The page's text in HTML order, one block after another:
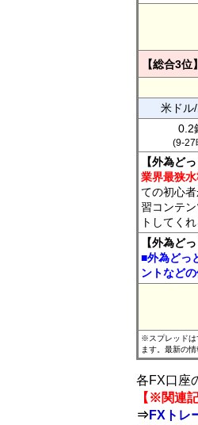
【総合3位】
米ドル
0.2
(9-27
【外為ど
業界最狭
ての初心
習コンテ
トしてく
【外為ど
■外為どっ
ントなど
※スプレッドは
ます。最新の
各FX口座
【※関連
⇒FXトレ